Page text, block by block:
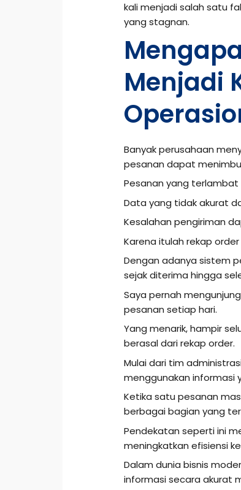
kali menjadi salah satu
yang stagnan.
Menjadi
Banyak perusahaan
pesanan dapat
Pesanan yang
Data yang tidak akurat
Kesalahan pengiriman
Karena itulah rekap
Dengan adanya sistem
sejak diterima hingga
Saya pernah
pesanan setiap hari.
Yang menarik, hampir
berasal dari rekap order.
Mulai dari tim
menggunakan informasi
Ketika satu pesanan
berbagai bagian yang
Pendekatan seperti ini
meningkatkan efisiensi
Dalam dunia bisnis
informasi secara akurat